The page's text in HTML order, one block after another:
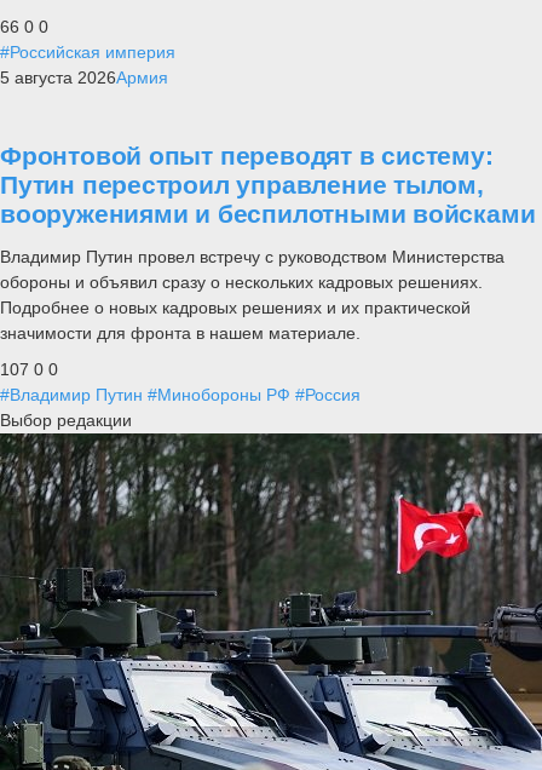
66 0 0
#Российская империя
5 августа 2026Армия
Фронтовой опыт переводят в систему:
Путин перестроил управление тылом,
вооружениями и беспилотными войсками
Владимир Путин провел встречу с руководством Министерства
обороны и объявил сразу о нескольких кадровых решениях.
Подробнее о новых кадровых решениях и их практической
значимости для фронта в нашем материале.
107 0 0
#Владимир Путин #Минобороны РФ #Россия
Выбор редакции